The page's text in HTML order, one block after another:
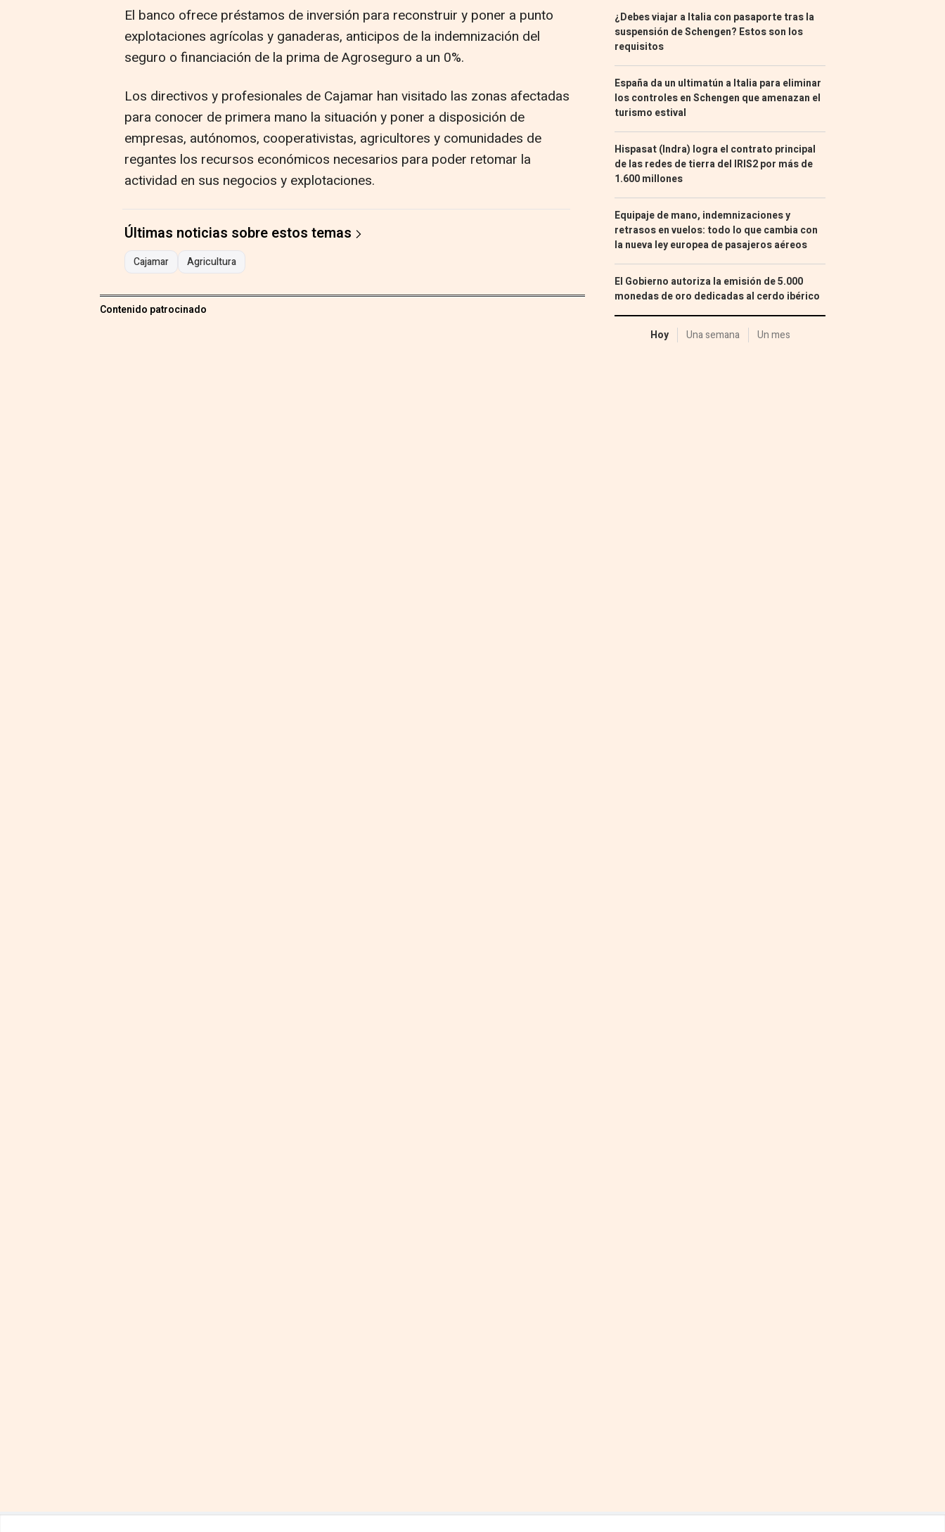
El banco ofrece préstamos de inversión para reconstruir y poner a punto
explotaciones agrícolas y ganaderas, anticipos de la indemnización del
seguro o financiación de la prima de Agroseguro a un 0%.
Los directivos y profesionales de Cajamar han visitado las zonas afectadas
para conocer de primera mano la situación y poner a disposición de
empresas, autónomos, cooperativistas, agricultores y comunidades de
regantes los recursos económicos necesarios para poder retomar la
actividad en sus negocios y explotaciones.
Últimas noticias sobre estos temas
Cajamar Agricultura
Contenido patrocinado
¿Debes viajar a Italia con pasaporte tras la
suspensión de Schengen? Estos son los
requisitos
España da un ultimatún a Italia para eliminar
los controles en Schengen que amenazan el
turismo estival
Hispasat (Indra) logra el contrato principal
de las redes de tierra del IRIS2 por más de
1.600 millones
Equipaje de mano, indemnizaciones y
retrasos en vuelos: todo lo que cambia con
la nueva ley europea de pasajeros aéreos
El Gobierno autoriza la emisión de 5.000
monedas de oro dedicadas al cerdo ibérico
Hoy Una semana Un mes